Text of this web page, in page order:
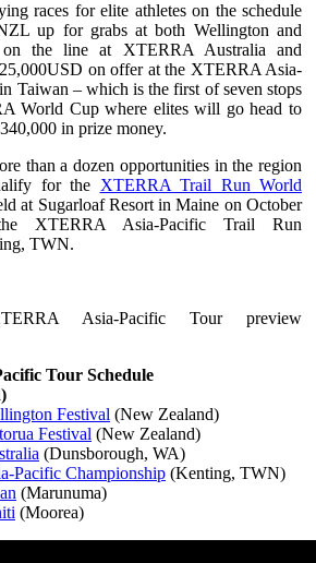
races for elite athletes on the schedule
up for grabs at both Wellington and
on the line at XTERRA Australia and
on offer at the XTERRA Asia-
Taiwan – which is the first of seven stops
World Cup where elites will go head to
in prize money.
than a dozen opportunities in the region
for the XTERRA Trail Run World
at Sugarloaf Resort in Maine on October
XTERRA Asia-Pacific Trail Run
TWN.
Asia-Pacific Tour preview
Tour Schedule
Festival (New Zealand)
Festival (New Zealand)
(Dunsborough, WA)
Pacific Championship (Kenting, TWN)
(Marunuma)
(Moorea)